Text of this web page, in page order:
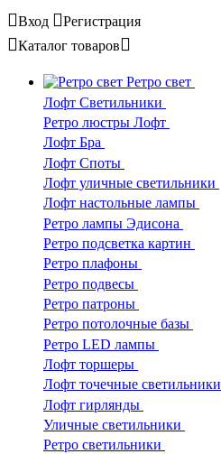
Вход
Регистрация
Каталог товаров
Ретро свет
Лофт Светильники
Ретро люстры Лофт
Лофт Бра
Лофт Споты
Лофт уличные светильники
Лофт настольные лампы
Ретро лампы Эдисона
Ретро подсветка картин
Ретро плафоны
Ретро подвесы
Ретро патроны
Ретро потолочные базы
Ретро LED лампы
Лофт торшеры
Лофт точечные светильники
Лофт гирлянды
Уличные светильники
Ретро светильники